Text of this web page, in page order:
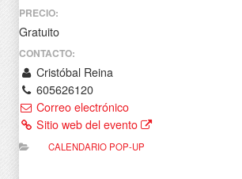
PRECIO:
Gratuito
CONTACTO:
Cristóbal Reina
605626120
Correo electrónico
Sitio web del evento
CALENDARIO POP-UP